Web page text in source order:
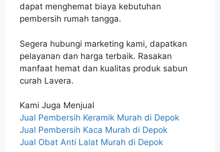
dapat menghemat biaya kebutuhan
pembersih rumah tangga.
Segera hubungi marketing kami, dapatkan
pelayanan dan harga terbaik. Rasakan
manfaat hemat dan kualitas produk sabun
curah Lavera.
Kami Juga Menjual
Jual Pembersih Keramik Murah di Depok
Jual Pembersih Kaca Murah di Depok
Jual Obat Anti Lalat Murah di Depok